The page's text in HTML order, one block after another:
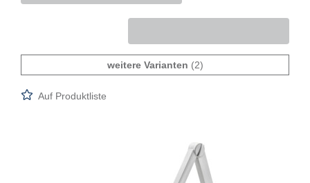
weitere Varianten (2)
Auf Produktliste